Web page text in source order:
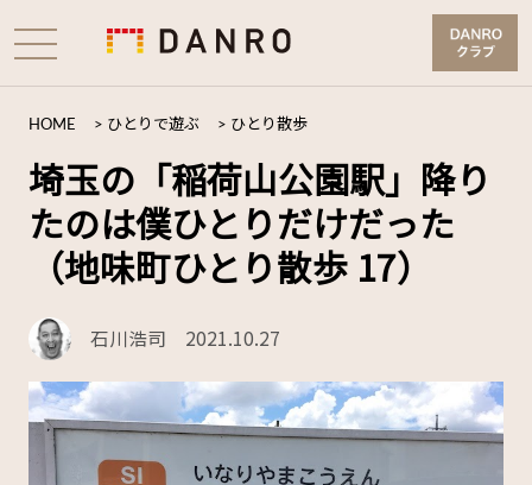
HOME > ひとりで遊ぶ > ひとり散歩
埼玉の「稲荷山公園駅」降り
たのは僕ひとりだけだった
（地味町ひとり散歩 17）
石川浩司 2021.10.27